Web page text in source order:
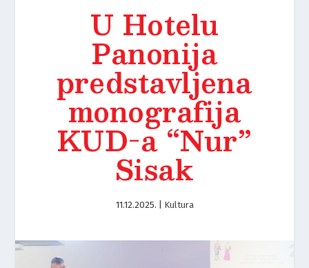
U Hotelu
Panonija
predstavljena
monografija
KUD-a “Nur”
Sisak
11.12.2025. Kultura